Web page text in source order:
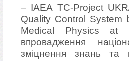
– IAEA TC-Project
Quality Control System
Medical Physics at
впровадження
зміцнення знань та